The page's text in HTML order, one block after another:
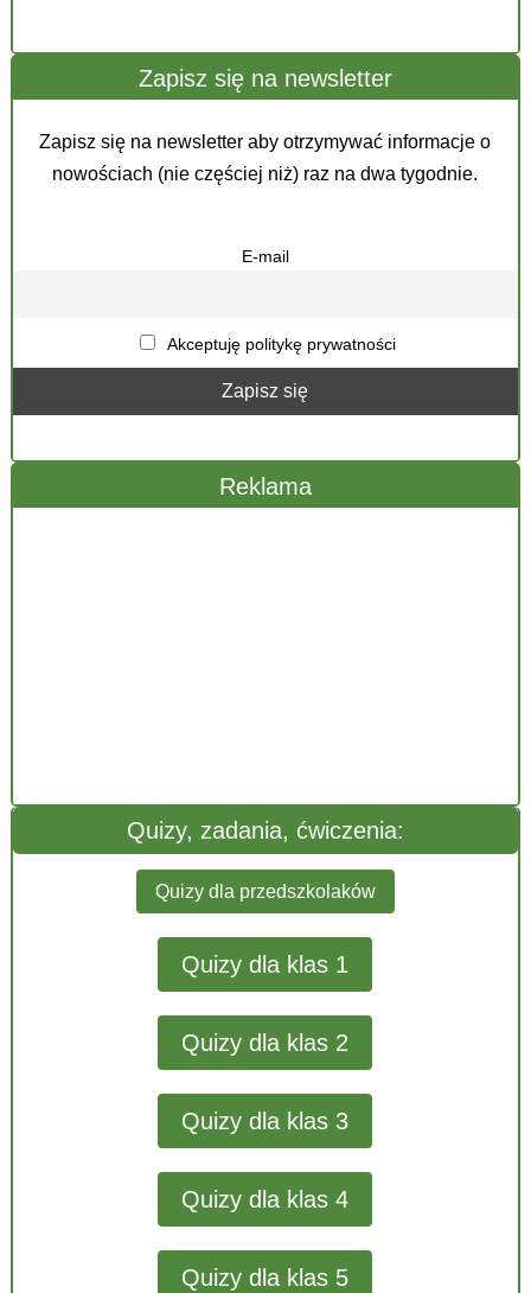
Zapisz się na newsletter
Zapisz się na newsletter aby otrzymywać informacje o
nowościach (nie częściej niż) raz na dwa tygodnie.
E-mail
Akceptuję politykę prywatności
Reklama
Quizy, zadania, ćwiczenia:
Quizy dla przedszkolaków
Quizy dla klas 1
Quizy dla klas 2
Quizy dla klas 3
Quizy dla klas 4
Quizy dla klas 5